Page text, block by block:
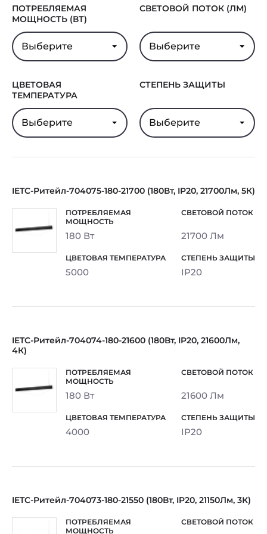
ПОТРЕБЛЯЕМАЯ
МОЩНОСТЬ (ВТ)
Выберите
СВЕТОВОЙ ПОТОК (ЛМ)
Выберите
ЦВЕТОВАЯ
ТЕМПЕРАТУРА
Выберите
СТЕПЕНЬ ЗАЩИТЫ
Выберите
IETC-Ритейл-704075-180-21700 (180Вт, IP20, 21700Лм, 5К)
180 Вт 21700 Лм
5000 IP20
IETC-Ритейл-704074-180-21600 (180Вт, IP20, 21600Лм,
4К)
180 Вт 21600 Лм
4000 IP20
IETC-Ритейл-704073-180-21550 (180Вт, IP20, 21150Лм, 3К)